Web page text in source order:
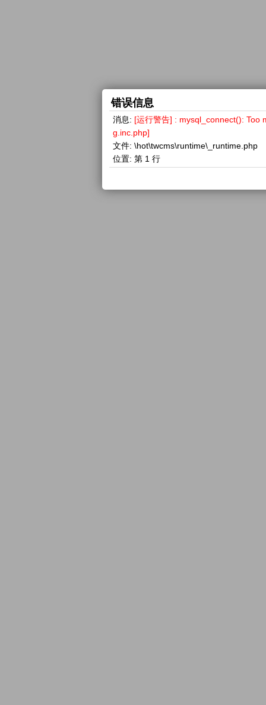
错误信息
消息: [运行警告] : mysql_connect(): Too
g.inc.php]
文件: \hot\twcms\runtime\_runtime.php
位置: 第 1 行